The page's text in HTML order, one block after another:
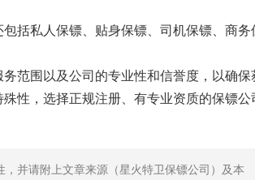
括私人保镖、贴身保镖、司机保镖、商务
范围以及公司的专业性和信誉度，以确保
性，选择正规注册、有专业资质的保镖公
，并请附上文章来源（星火特卫保镖公司）及本